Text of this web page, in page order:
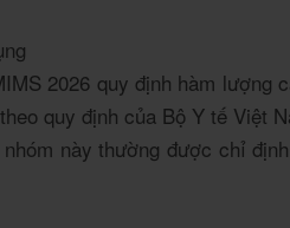
2026 quy định hàm lượng
quy định của Bộ Y tế Việt
này thường được chỉ